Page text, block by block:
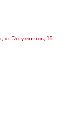
ш. Энтузиастов, 1Б